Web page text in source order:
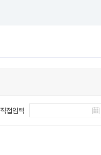
직접입력